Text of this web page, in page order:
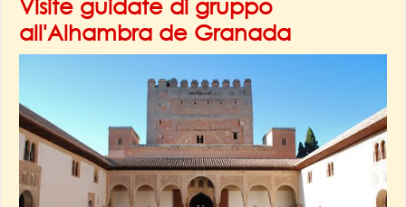
Visite guidate di gruppo
all'Alhambra de Granada